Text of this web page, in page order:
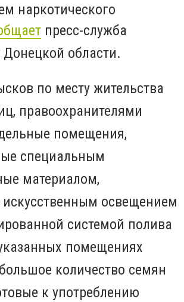
наркотического
пресс-служба
Донецкой области.
по месту жительства
правоохранителями
помещения,
специальным
материалом,
освещением
системой полива
помещениях
количество семян
к употреблению